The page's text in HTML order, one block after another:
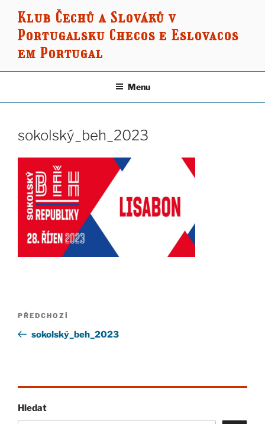
obsahu
webu
Klub Čechů a Slováků v
Portugalsku Checos e Eslovacos
em Portugal
Menu
sokolský_beh_2023
Navigace
příspěvek
Předchozí
příspěvek
PŘEDCHOZÍ
sokolský_beh_2023
Hledat